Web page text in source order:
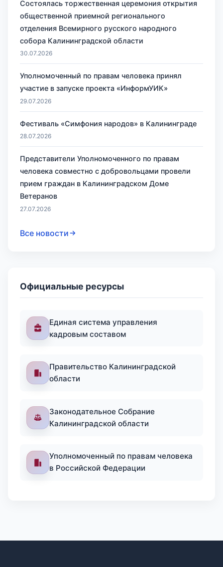
Состоялась торжественная церемония открытия
общественной приемной регионального
отделения Всемирного русского народного
собора Калининградской области
30.07.2026
Уполномоченный по правам человека принял
участие в запуске проекта «ИнформУИК»
29.07.2026
Фестиваль «Симфония народов» в Калининграде
28.07.2026
Представители Уполномоченного по правам
человека совместно с добровольцами провели
прием граждан в Калининградском Доме
Ветеранов
27.07.2026
Все новости
Официальные ресурсы
Единая система управления
кадровым составом
Правительство Калининградской
области
Законодательное Собрание
Калининградской области
Уполномоченный по правам человека
в Российской Федерации